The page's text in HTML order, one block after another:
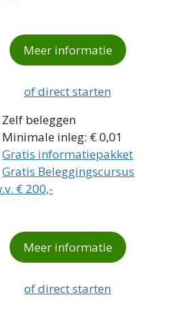
Meer informatie
of direct starten
Zelf beleggen
Minimale inleg: € 0,01
Gratis informatiepakket
Gratis Beleggingscursus
€ 200,-
Meer informatie
of direct starten